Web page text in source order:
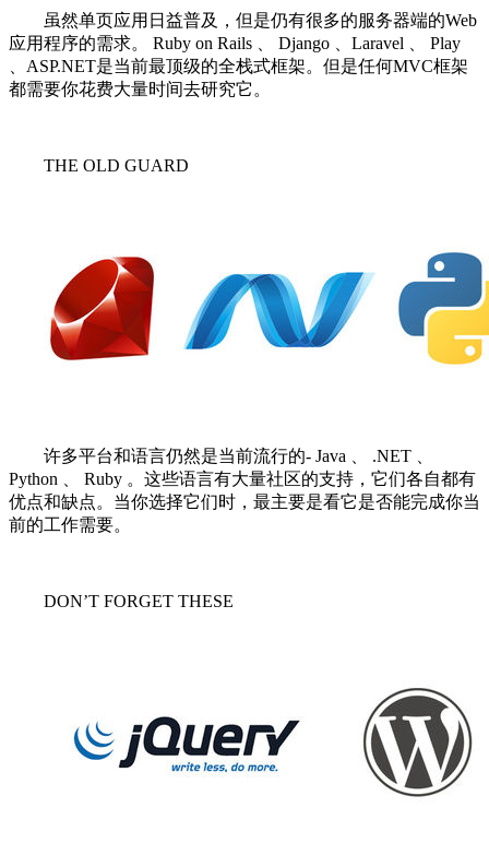
虽然单页应用日益普及，但是仍有很多的服务器端的Web
应用程序的需求。 Ruby on Rails 、 Django 、Laravel 、 Play
、ASP.NET是当前最顶级的全栈式框架。但是任何MVC框架
都需要你花费大量时间去研究它。
THE OLD GUARD
许多平台和语言仍然是当前流行的- Java 、 .NET 、
Python 、 Ruby 。这些语言有大量社区的支持，它们各自都有
优点和缺点。当你选择它们时，最主要是看它是否能完成你当
前的工作需要。
DON’T FORGET THESE